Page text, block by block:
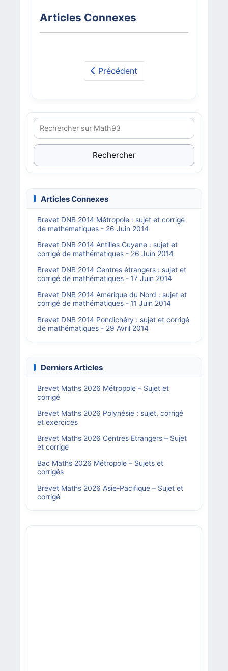
Articles Connexes
Précédent
Rechercher
Articles Connexes
Brevet DNB 2014 Métropole : sujet et corrigé
de mathématiques - 26 Juin 2014
Brevet DNB 2014 Antilles Guyane : sujet et
corrigé de mathématiques - 26 Juin 2014
Brevet DNB 2014 Centres étrangers : sujet et
corrigé de mathématiques - 17 Juin 2014
Brevet DNB 2014 Amérique du Nord : sujet et
corrigé de mathématiques - 11 Juin 2014
Brevet DNB 2014 Pondichéry : sujet et corrigé
de mathématiques - 29 Avril 2014
Derniers Articles
Brevet Maths 2026 Métropole – Sujet et
corrigé
Brevet Maths 2026 Polynésie : sujet, corrigé
et exercices
Brevet Maths 2026 Centres Etrangers – Sujet
et corrigé
Bac Maths 2026 Métropole – Sujets et
corrigés
Brevet Maths 2026 Asie-Pacifique – Sujet et
corrigé